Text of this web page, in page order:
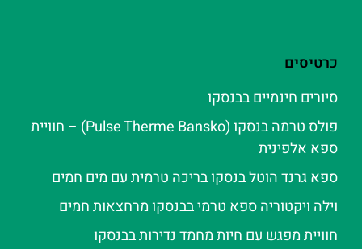
כרטיסים
סיורים חינמיים בבנסקו
פולס טרמה בנסקו (Pulse Therme Bansko) – חוויית
ספא אלפינית
ספא גרנד הוטל בנסקו בריכה טרמית עם מים חמים
וילה ויקטוריה ספא טרמי בבנסקו מרחצאות חמים
חוויית מפגש עם חיות מחמד נדירות בבנסקו